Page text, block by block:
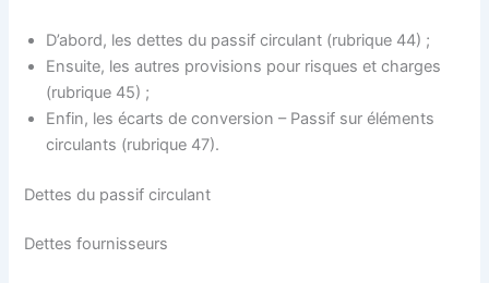
D’abord, les dettes du passif circulant (rubrique 44) ;
Ensuite, les autres provisions pour risques et charges
(rubrique 45) ;
Enfin, les écarts de conversion – Passif sur éléments
circulants (rubrique 47).
Dettes du passif circulant
Dettes fournisseurs